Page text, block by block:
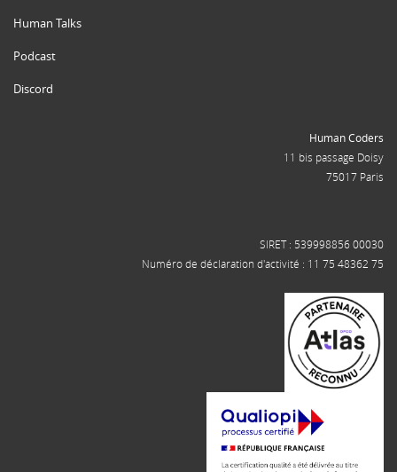
Human Talks
Podcast
Discord
Human Coders
11 bis passage Doisy
75017 Paris
SIRET : 539998856 00030
Numéro de déclaration d'activité : 11 75 48362 75